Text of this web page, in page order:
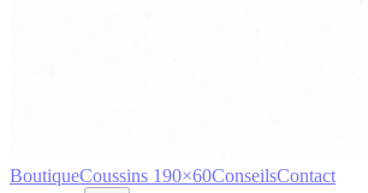
BoutiqueCoussins 190×60ConseilsContact